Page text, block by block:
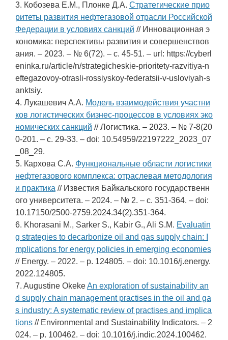
3. Кобозева Е.М., Плонке Д.А. Стратегические прио
ритеты развития нефтегазовой отрасли Российской
Федерации в условиях санкций // Инновационная э
кономика: перспективы развития и совершенствов
ания. – 2023. – № 6(72). – c. 45-51. – url: https://cyberl
eninka.ru/article/n/strategicheskie-prioritety-razvitiya-n
eftegazovoy-otrasli-rossiyskoy-federatsii-v-usloviyah-s
anktsiy.
4. Лукашевич А.А. Модель взаимодействия участни
ков логистических бизнес-процессов в условиях эко
номических санкций // Логистика. – 2023. – № 7-8(20
0-201. – c. 29-33. – doi: 10.54959/22197222_2023_07
_08_29.
5. Кархова С.А. Функциональные области логистики
нефтегазового комплекса: отраслевая методология
и практика // Известия Байкальского государственн
ого университета. – 2024. – № 2. – c. 351-364. – doi:
10.17150/2500-2759.2024.34(2).351-364.
6. Khorasani M., Sarker S., Kabir G., Ali S.M. Evaluatin
g strategies to decarbonize oil and gas supply chain: I
mplications for energy policies in emerging economies
// Energy. – 2022. – p. 124805. – doi: 10.1016/j.energy.
2022.124805.
7. Augustine OkekeAn exploration of sustainability an
d supply chain management practises in the oil and ga
s industry: A systematic review of practises and implica
tions // Environmental and Sustainability Indicators. – 2
024. – p. 100462. – doi: 10.1016/j.indic.2024.100462.